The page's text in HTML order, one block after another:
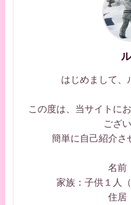
はじめまして、
この度は、当サイトに
ござ
簡単に自己紹介さ
名前
家族：子供１人
住居